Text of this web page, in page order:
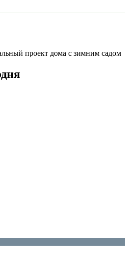
проект дома с зимним садом